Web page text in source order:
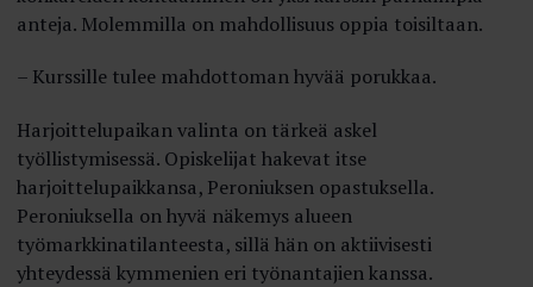
anteja. Molemmilla on mahdollisuus oppia toisiltaan.
– Kurssille tulee mahdottoman hyvää porukkaa.
Harjoittelupaikan valinta on tärkeä askel
työllistymisessä. Opiskelijat hakevat itse
harjoittelupaikkansa, Peroniuksen opastuksella.
Peroniuksella on hyvä näkemys alueen
työmarkkinatilanteesta, sillä hän on aktiivisesti
yhteydessä kymmenien eri työnantajien kanssa.